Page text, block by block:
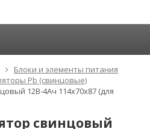
Блоки и элементы питания
Pb (свинцовые)
12B-4Ач 114х70х87 (для
свинцовый